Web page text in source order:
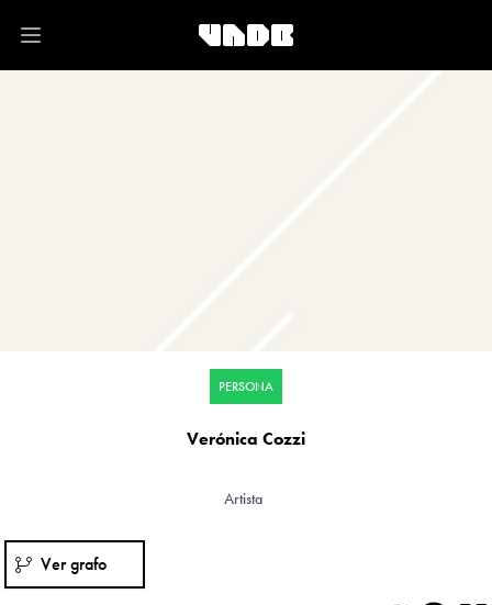
Open main menu
PERSONA
Verónica Cozzi
Artista
Ver grafo